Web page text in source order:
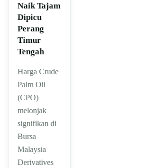
Naik Tajam
Dipicu
Perang
Timur
Tengah
Harga Crude
Palm Oil
(CPO)
melonjak
signifikan di
Bursa
Malaysia
Derivatives